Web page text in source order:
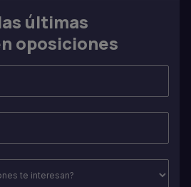
últimas
oposiciones